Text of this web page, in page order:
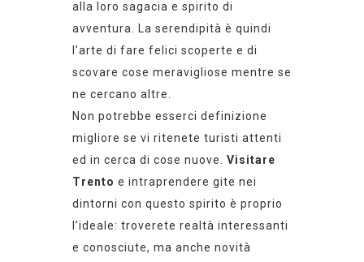
alla loro sagacia e spirito di
avventura
. La serendipità è quindi
l’arte di fare felici scoperte e di
scovare cose meravigliose mentre se
ne cercano altre
Non potrebbe esserci definizione
migliore se vi ritenete turisti attenti
ed in cerca di cose nuove.
Visitare
Trento e intraprendere gite nei
dintorni con questo spirito è proprio
l’ideale: troverete realtà interessanti
e conosciute, ma anche novità